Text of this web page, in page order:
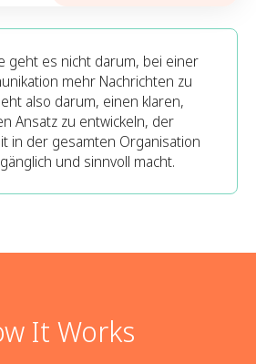
geht es nicht darum, bei einer
mehr Nachrichten zu
also darum, einen klaren,
Ansatz zu entwickeln, der
in der gesamten Organisation
und sinnvoll macht.
It Works